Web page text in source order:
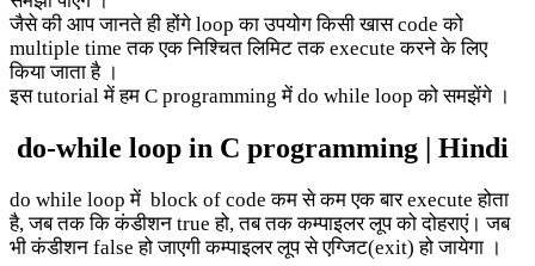
जैसे की आप जानते ही होंगे loop का उपयोग किसी खास code को
multiple time तक एक निश्चित लिमिट तक execute करने के लिए
किया जाता है ।
इस tutorial में हम C programming में do while loop को समझेंगे ।
do-while loop in C programming | Hindi
do while loop में block of code कम से कम एक बार execute होता
है, जब तक कि कंडीशन true हो, तब तक कम्पाइलर लूप को दोहराएं। जब
भी कंडीशन false हो जाएगी कम्पाइलर लूप से एग्जिट(exit) हो जायेगा ।